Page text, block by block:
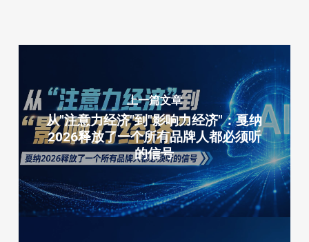
上一篇文章
从"注意力经济"到"影响力经济"：戛纳
2026释放了一个所有品牌人都必须听
的信号